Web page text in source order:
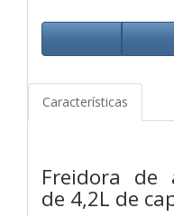
Características
Freidora de
de 4,2L de